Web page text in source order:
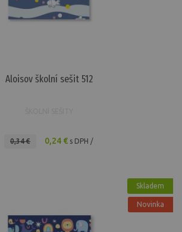
Aloisov školní sešit 512
0,34 € 0,24 € s DPH /
Skladem
Novinka